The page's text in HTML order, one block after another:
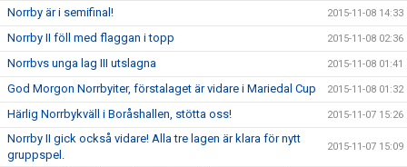
Norrby är i semifinal! 2015-11-08 14:33
Norrby II föll med flaggan i topp 2015-11-08 02:36
Norrbvs unga lag III utslagna 2015-11-08 01:41
God Morgon Norrbyiter, förstalaget är vidare i Mariedal Cup 2015-11-08 01:32
Härlig Norrbykväll i Boråshallen, stötta oss! 2015-11-07 15:26
Norrby II gick också vidare! Alla tre lagen är klara för nytt
gruppspel.
2015-11-07 15:09